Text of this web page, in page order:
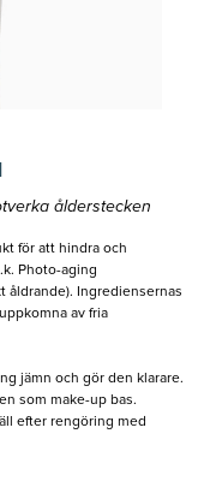
ålderstecken
för att hindra och
Photo-aging
åldrande). Ingrediensernas
av fria
jämn och gör den klarare.
som make-up bas.
efter rengöring med